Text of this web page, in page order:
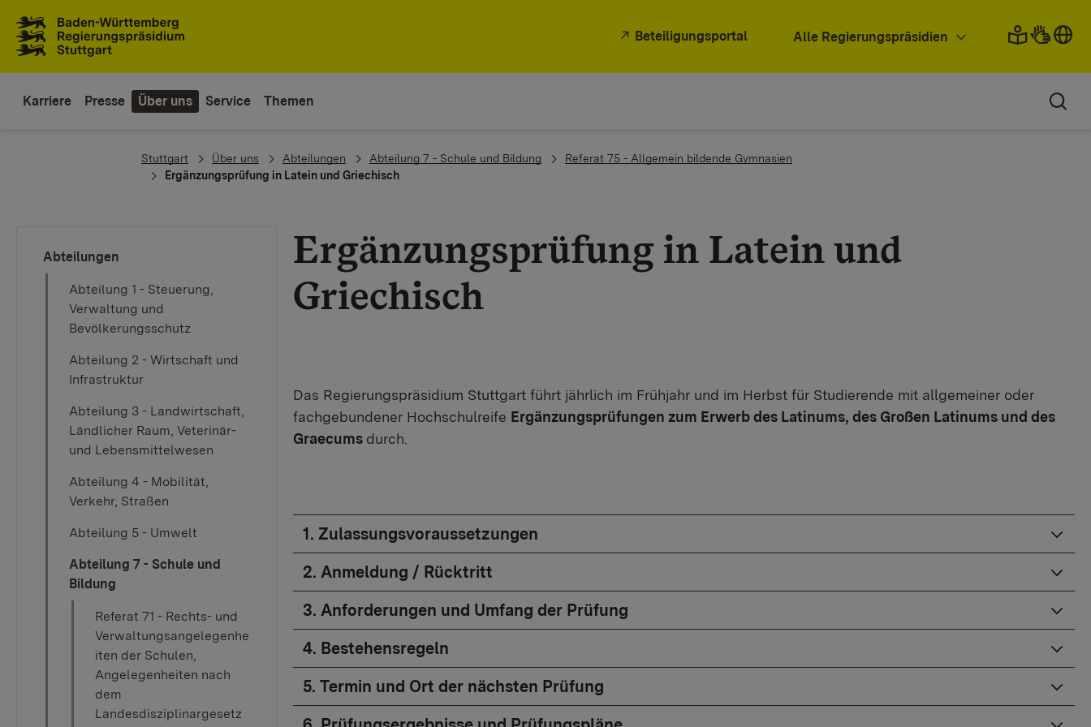
Beteiligungsportal Alle Regierungspräsidien
Karriere Presse Über uns Service Themen
You are here:
Stuttgart Über uns Abteilungen Abteilung 7 - Schule und Bildung
Referat 75 - Allgemein bildende Gymnasien
Ergänzungsprüfung in Latein und Griechisch
Abteilungen
Abteilung 1 - Steuerung,
Verwaltung und
Bevölkerungsschutz
Abteilung 2 - Wirtschaft und
Infrastruktur
Abteilung 3 - Landwirtschaft,
Ländlicher Raum, Veterinär-
und Lebensmittelwesen
Abteilung 4 - Mobilität,
Verkehr, Straßen
Abteilung 5 - Umwelt
Abteilung 7 - Schule und
Bildung
Referat 71 - Rechts- und
Verwaltungsangelegenhe
iten der Schulen,
Angelegenheiten nach
dem
Landesdisziplinargesetz
Ergänzungsprüfung in Latein und
Griechisch
Das Regierungspräsidium Stuttgart führt jährlich im Frühjahr und im Herbst für Studierende mit allgemeiner oder
fachgebundener Hochschulreife Ergänzungsprüfungen zum Erwerb des Latinums, des Großen Latinums und des
Graecums durch.
1. Zulassungsvoraussetzungen
2. Anmeldung / Rücktritt
3. Anforderungen und Umfang der Prüfung
4. Bestehensregeln
5. Termin und Ort der nächsten Prüfung